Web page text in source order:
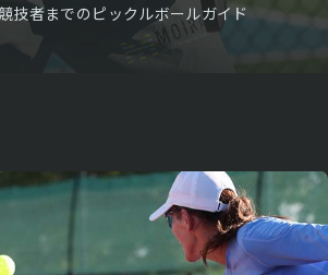
技者までのピックルボールガイド